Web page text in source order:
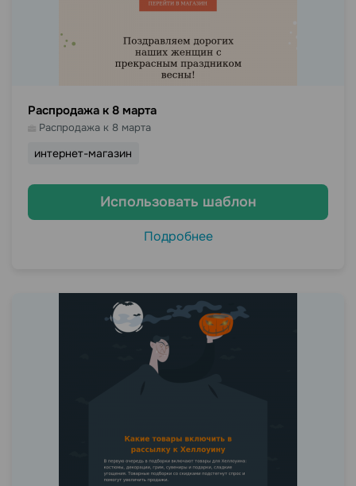
Распродажа к 8 марта
Распродажа к 8 марта
интернет-магазин
Использовать шаблон
Подробнее